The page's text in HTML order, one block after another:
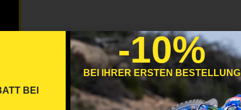
BEI
-10%
BEI IHRER ERSTEN BESTELLUNG